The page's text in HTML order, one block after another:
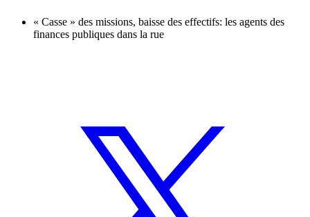
« Casse » des missions, baisse des effectifs: les agents des
finances publiques dans la rue